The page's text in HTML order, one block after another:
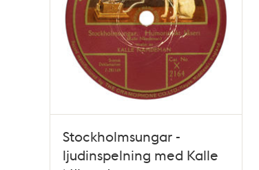
Stockholmsungar -
ljudinspelning med Kalle